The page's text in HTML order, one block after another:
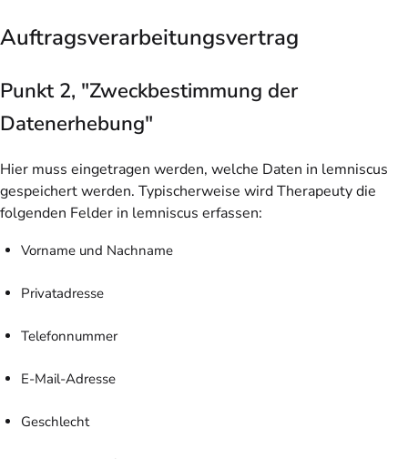
Auftragsverarbeitungsvertrag
Punkt 2, "Zweckbestimmung der
Datenerhebung"
Hier muss eingetragen werden, welche Daten in lemniscus
gespeichert werden. Typischerweise wird Therapeuty die
folgenden Felder in lemniscus erfassen:
Vorname und Nachname
Privatadresse
Telefonnummer
E-Mail-Adresse
Geschlecht